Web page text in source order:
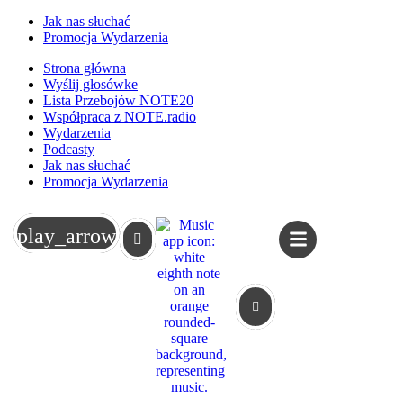
Jak nas słuchać
Promocja Wydarzenia
Strona główna
Wyślij głosówke
Lista Przebojów NOTE20
Współpraca z NOTE.radio
Wydarzenia
Podcasty
Jak nas słuchać
Promocja Wydarzenia
play_arrow